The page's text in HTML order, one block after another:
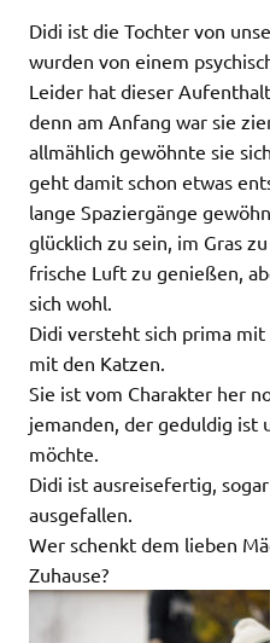
Didi ist die Tochter von
wurden von einem
Leider hat dieser
denn am Anfang war sie
allmählich gewöhnte sie
geht damit schon etwas
lange Spaziergänge
glücklich zu sein, im Gras
frische Luft zu genießen,
sich wohl.
Didi versteht sich prima
mit den Katzen.
Sie ist vom Charakter her
jemanden, der geduldig ist
möchte.
Didi ist ausreisefertig,
ausgefallen.
Wer schenkt dem lieben
Zuhause?